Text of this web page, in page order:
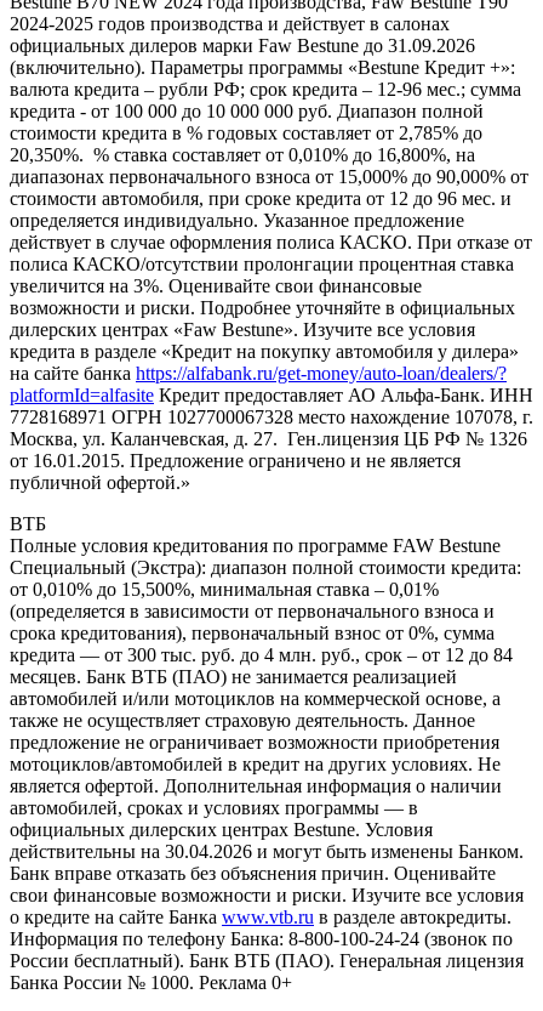
2024-2025 годов производства и действует в салонах
официальных дилеров марки Faw Bestune до 31.09.2026
(включительно). Параметры программы «Bestune Кредит +»:
валюта кредита – рубли РФ; срок кредита – 12-96 мес.; сумма
кредита - от 100 000 до 10 000 000 руб. Диапазон полной
стоимости кредита в % годовых составляет от 2,785% до
20,350%. % ставка составляет от 0,010% до 16,800%, на
диапазонах первоначального взноса от 15,000% до 90,000% от
стоимости автомобиля, при сроке кредита от 12 до 96 мес. и
определяется индивидуально. Указанное предложение
действует в случае оформления полиса КАСКО. При отказе от
полиса КАСКО/отсутствии пролонгации процентная ставка
увеличится на 3%. Оценивайте свои финансовые
возможности и риски. Подробнее уточняйте в официальных
дилерских центрах «Faw Bestune». Изучите все условия
кредита в разделе «Кредит на покупку автомобиля у дилера»
на сайте банка https://alfabank.ru/get-money/auto-loan/dealers/?
platformId=alfasite Кредит предоставляет АО Альфа-Банк. ИНН
7728168971 ОГРН 1027700067328 место нахождение 107078, г.
Москва, ул. Каланчевская, д. 27. Ген.лицензия ЦБ РФ № 1326
от 16.01.2015. Предложение ограничено и не является
публичной офертой.»
ВТБ
Полные условия кредитования по программе FAW Bestune
Специальный (Экстра): диапазон полной стоимости кредита:
от 0,010% до 15,500%, минимальная ставка – 0,01%
(определяется в зависимости от первоначального взноса и
срока кредитования), первоначальный взнос от 0%, сумма
кредита — от 300 тыс. руб. до 4 млн. руб., срок – от 12 до 84
месяцев. Банк ВТБ (ПАО) не занимается реализацией
автомобилей и/или мотоциклов на коммерческой основе, а
также не осуществляет страховую деятельность. Данное
предложение не ограничивает возможности приобретения
мотоциклов/автомобилей в кредит на других условиях. Не
является офертой. Дополнительная информация о наличии
автомобилей, сроках и условиях программы — в
официальных дилерских центрах Bestune. Условия
действительны на 30.04.2026 и могут быть изменены Банком.
Банк вправе отказать без объяснения причин. Оценивайте
свои финансовые возможности и риски. Изучите все условия
о кредите на сайте Банка www.vtb.ru в разделе автокредиты.
Информация по телефону Банка: 8-800-100-24-24 (звонок по
России бесплатный). Банк ВТБ (ПАО). Генеральная лицензия
Банка России № 1000. Реклама 0+